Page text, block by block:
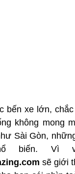
bến xe lớn,
không mong
Sài Gòn,
biến. Vì
sẽ giới